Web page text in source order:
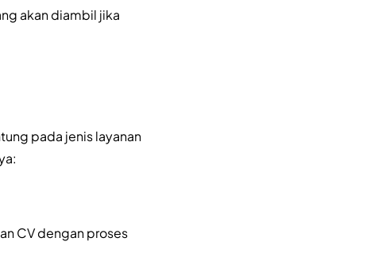
akan diambil jika
pada jenis layanan
CV dengan proses